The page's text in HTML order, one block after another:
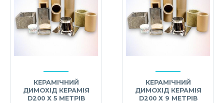
КЕРАМІЧНИЙ
ДИМОХІД КЕРАМІЯ
D200 Х 5 МЕТРІВ
КЕРАМІЧНИЙ
ДИМОХІД КЕРАМІЯ
D200 Х 9 МЕТРІВ